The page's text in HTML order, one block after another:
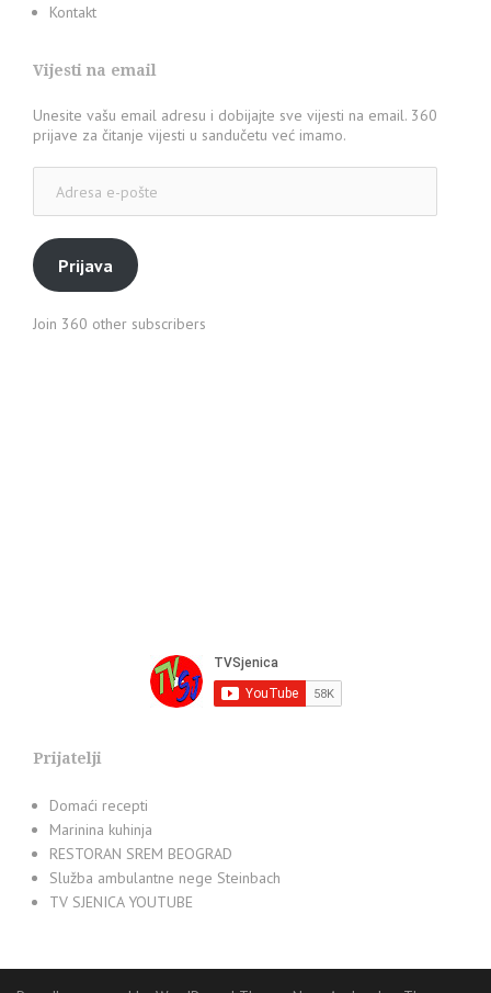
Kontakt
Vijesti na email
Unesite vašu email adresu i dobijajte sve vijesti na email. 360
prijave za čitanje vijesti u sandučetu već imamo.
pošte
Prijava
Join 360 other subscribers
Prijatelji
Domaći recepti
Marinina kuhinja
RESTORAN SREM BEOGRAD
Služba ambulantne nege Steinbach
TV SJENICA YOUTUBE